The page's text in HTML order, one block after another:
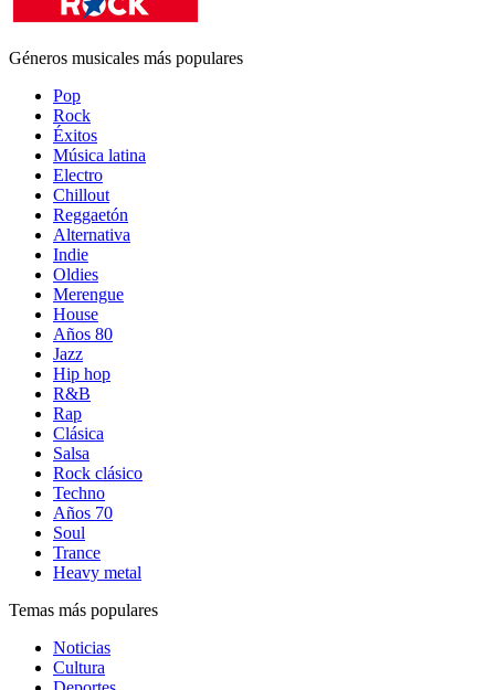
Géneros musicales más populares
Pop
Rock
Éxitos
Música latina
Electro
Chillout
Reggaetón
Alternativa
Indie
Oldies
Merengue
House
Años 80
Jazz
Hip hop
R&B
Rap
Clásica
Salsa
Rock clásico
Techno
Años 70
Soul
Trance
Heavy metal
Temas más populares
Noticias
Cultura